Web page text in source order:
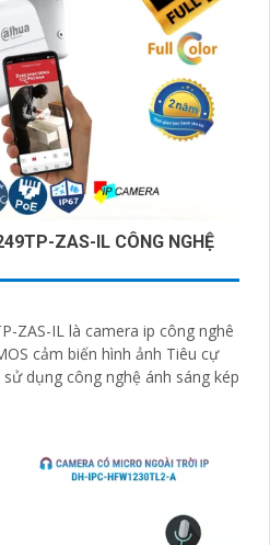
ZAS-IL CÔNG NGHỆ
ZAS-IL là camera ip công nghê
cảm biến hình ảnh Tiêu cự
dụng công nghệ ánh sáng kép